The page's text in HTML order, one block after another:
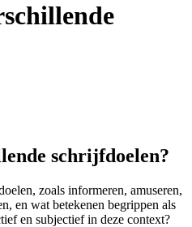
schrijfdoelen?
zoals informeren, amuseren,
en wat betekenen begrippen als
en subjectief in deze context?